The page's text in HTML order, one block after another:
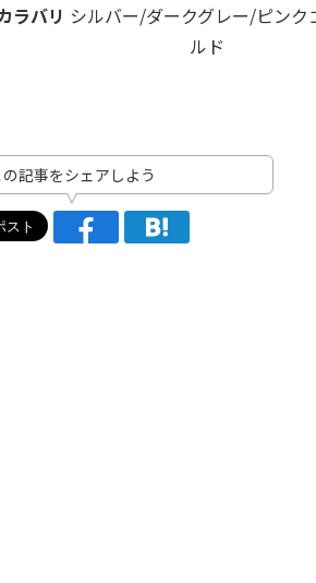
ラバリ シルバー/ダークグレー/ピンク
ルド
の記事をシェアしよう